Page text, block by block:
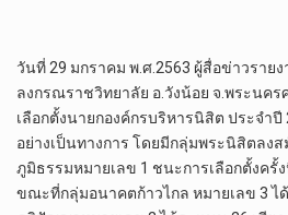
วันที่ 29 มกราคม พ.ศ.2563 ผู้สื่อข่าวราย
ลงกรณราชวิทยาลัย อ.วังน้อย จ.พระนค
เลือกตั้งนายกองค์กรบริหารนิสิต ประจำ
อย่างเป็นทางการ โดยมีกลุ่มพระนิสิตลง
ภูมิธรรมหมายเลข 1 ชนะการเลือกตั้งครั้
ขณะที่กลุ่มอนาคตก้าวไกล หมายเลข 3 ไ